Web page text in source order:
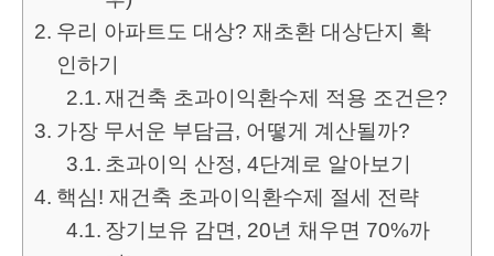
우리 아파트도 대상? 재초환 대상단지 확
인하기
재건축 초과이익환수제 적용 조건은?
가장 무서운 부담금, 어떻게 계산될까?
초과이익 산정, 4단계로 알아보기
핵심! 재건축 초과이익환수제 절세 전략
장기보유 감면, 20년 채우면 70%까